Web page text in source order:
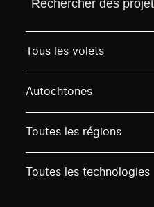
Trouvez un
Tous les volets
Autochtones
Toutes les régions
Toutes les technologies